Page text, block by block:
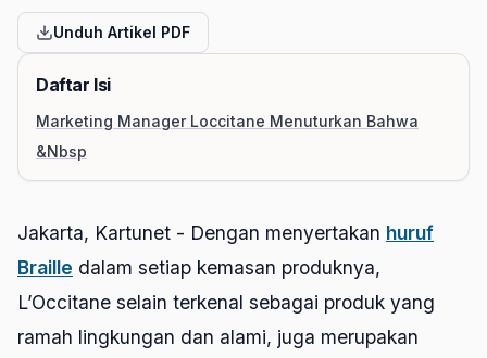
Unduh Artikel PDF
Daftar Isi
Marketing Manager Loccitane Menuturkan Bahwa
&Nbsp
Jakarta, Kartunet - Dengan menyertakan huruf
Braille dalam setiap kemasan produknya,
L’Occitane selain terkenal sebagai produk yang
ramah lingkungan dan alami, juga merupakan